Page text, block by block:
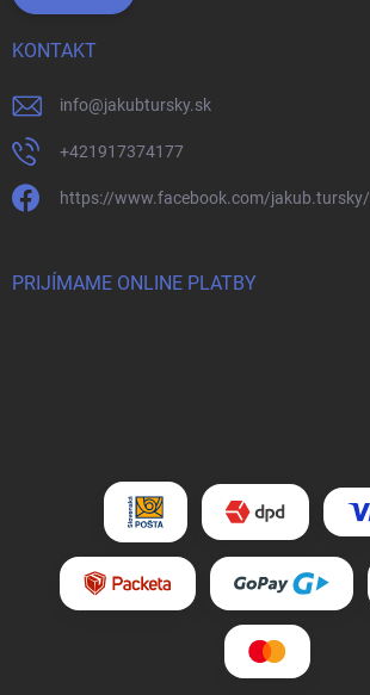
KONTAKT
info@jakubtursky.sk
+421917374177
https://www.facebook.com/jakub.tursky/
PRIJÍMAME ONLINE PLATBY